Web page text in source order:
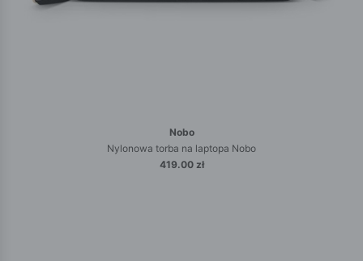
Nobo
Nylonowa torba na laptopa Nobo
419.00 zł